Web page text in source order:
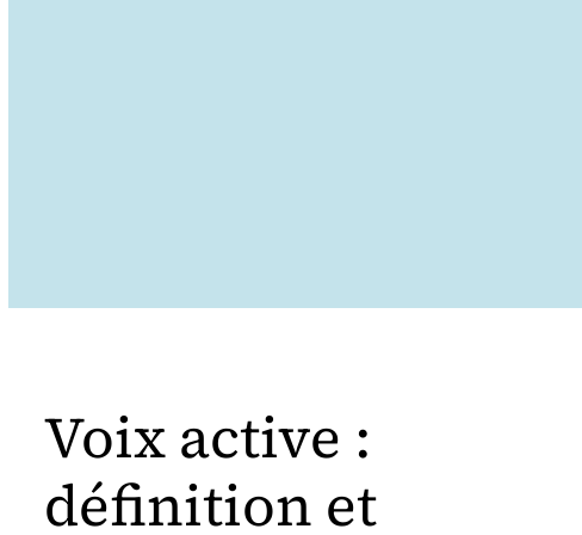
Voix active :
définition et